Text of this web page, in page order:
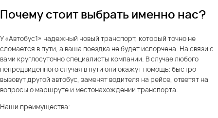
Почему стоит выбрать именно нас?
У «Автобус1» надежный новый транспорт, который точно не
сломается в пути, а ваша поездка не будет испорчена. На связи с
вами круглосуточно специалисты компании. В случае любого
непредвиденного случая в пути они окажут помощь: быстро
вызовут другой автобус, заменят водителя на рейсе, ответят на
вопросы о маршруте и местонахождении транспорта.
Наши преимущества: